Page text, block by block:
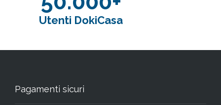
Utenti DokiCasa
Pagamenti sicuri